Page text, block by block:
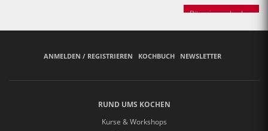
Bäuerinnen backen
ANMELDEN / REGISTRIEREN KOCHBUCH NEWSLETTER
RUND UMS KOCHEN
Kurse & Workshops